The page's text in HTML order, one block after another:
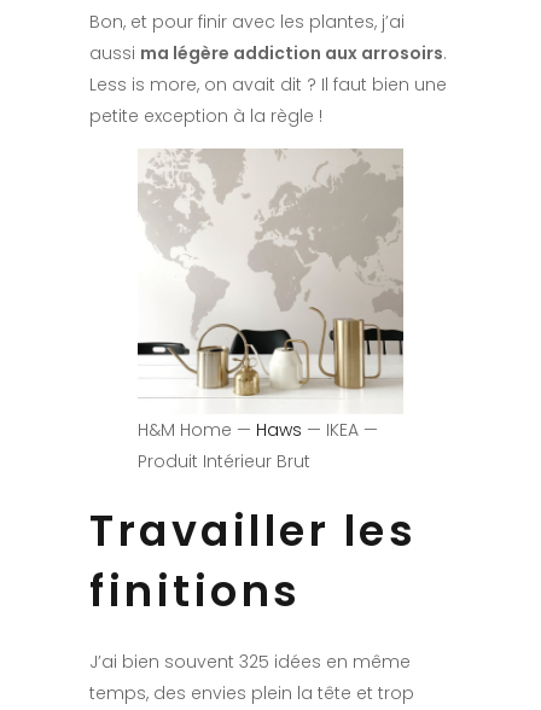
Bon, et pour finir avec les plantes, j’ai
aussi ma légère addiction aux arrosoirs.
Less is more, on avait dit ? Il faut bien une
petite exception à la règle !
H&M Home — Haws — IKEA —
Produit Intérieur Brut
Travailler les
finitions
J’ai bien souvent 325 idées en même
temps, des envies plein la tête et trop